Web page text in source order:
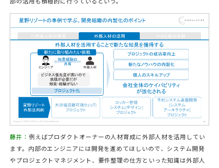
藤井： 例えばプロダクトオーナーの人材育成に外部人材を活用してい
ます。内部のエンジニアには開発を進めてほしいので、システム開発
やプロジェクトマネジメント、要件整理の仕方といった知識は外部人